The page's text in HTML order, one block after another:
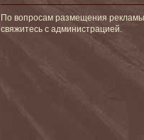
По вопросам размещения
свяжитесь с администрацией.